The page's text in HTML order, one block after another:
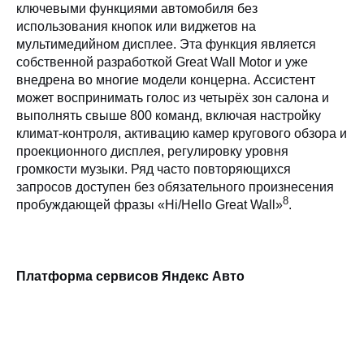
ключевыми функциями автомобиля без
использования кнопок или виджетов на
мультимедийном дисплее. Эта функция является
собственной разработкой Great Wall Motor и уже
внедрена во многие модели концерна. Ассистент
может воспринимать голос из четырёх зон салона и
выполнять свыше 800 команд, включая настройку
климат-контроля, активацию камер кругового обзора и
проекционного дисплея, регулировку уровня
громкости музыки. Ряд часто повторяющихся
запросов доступен без обязательного произнесения
пробуждающей фразы «Hi/Hello Great Wall»8.
Платформа сервисов Яндекс Авто